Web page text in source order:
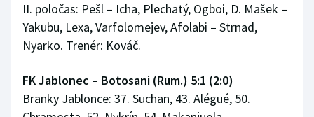
II. poločas: Pešl – Icha, Plechatý, Ogboi, D. Mašek –
Yakubu, Lexa, Varfolomejev, Afolabi – Strnad,
Nyarko. Trenér: Kováč.
FK Jablonec – Botosani (Rum.) 5:1 (2:0)
Branky Jablonce: 37. Suchan, 43. Alégué, 50.